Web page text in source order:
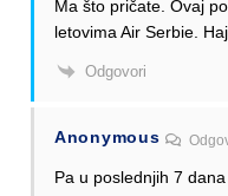
Ma što pričate. Ovaj
letovima Air Serbie.
Odgovori
Anonymous
Pa u poslednjih 7